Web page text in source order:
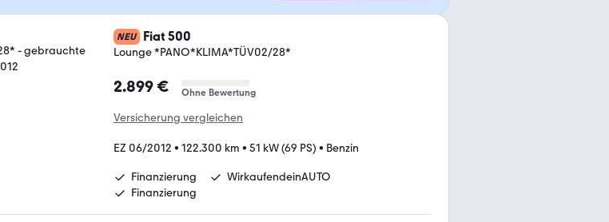
NEU Fiat 500
Lounge *PANO*KLIMA*TÜV02/28*
2.899 € Ohne Bewertung
Versicherung vergleichen
EZ 06/2012 • 122.300 km • 51 kW (69 PS) • Benzin
Finanzierung
WirkaufendeinAUTO
Finanzierung